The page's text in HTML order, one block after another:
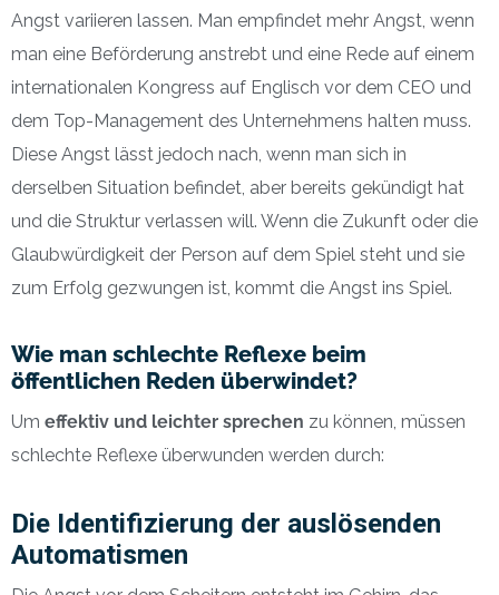
Angst variieren lassen. Man empfindet mehr Angst, wenn
man eine Beförderung anstrebt und eine Rede auf einem
internationalen Kongress auf Englisch vor dem CEO und
dem Top-Management des Unternehmens halten muss.
Diese Angst lässt jedoch nach, wenn man sich in
derselben Situation befindet, aber bereits gekündigt hat
und die Struktur verlassen will. Wenn die Zukunft oder die
Glaubwürdigkeit der Person auf dem Spiel steht und sie
zum Erfolg gezwungen ist, kommt die Angst ins Spiel.
Wie man schlechte Reflexe beim
öffentlichen Reden überwindet?
Um effektiv und leichter sprechen zu können, müssen
schlechte Reflexe überwunden werden durch:
Die Identifizierung der auslösenden
Automatismen